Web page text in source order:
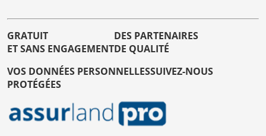
GRATUIT
ET SANS ENGAGEMENT
DES PARTENAIRES
DE QUALITÉ
VOS DONNÉES PERSONNELLES
PROTÉGÉES
SUIVEZ-NOUS